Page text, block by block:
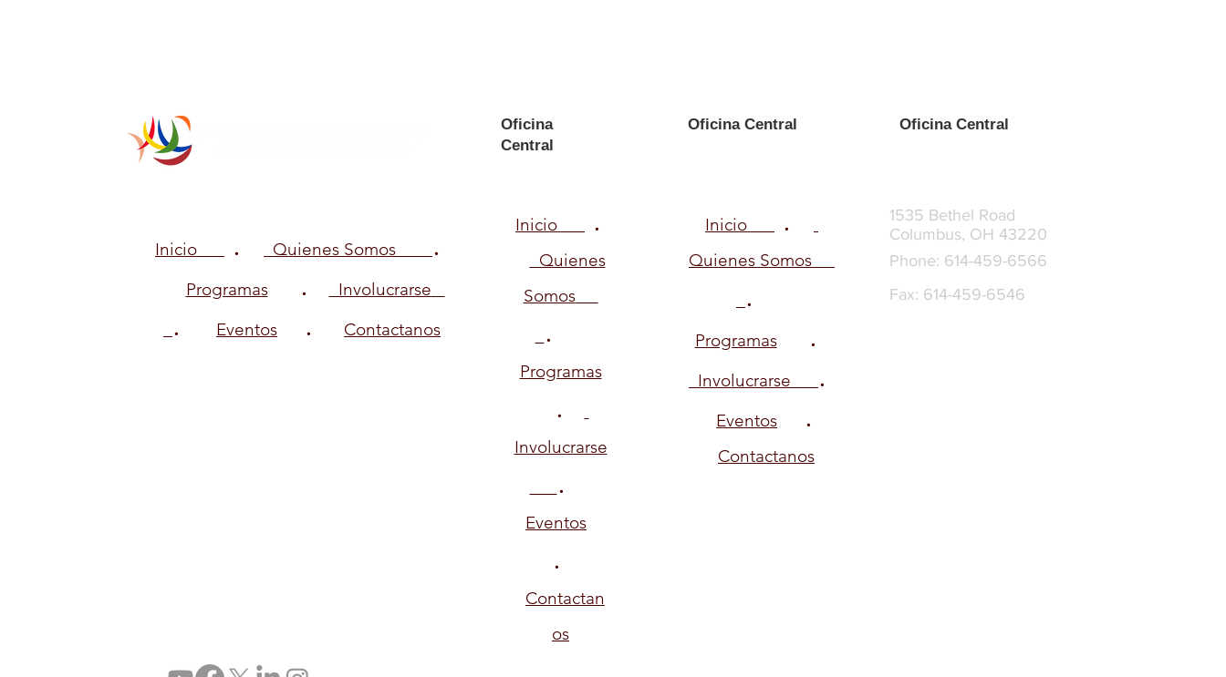
Oficina
Central
Inicio . Quienes Somos .
Programas . Involucrarse
. Eventos . Contactanos
Inicio .
Quienes
Somos
.
Programas
.
Involucrarse
.
Eventos
.
Contactan
os
Oficina Central
Inicio .
Quienes Somos
.
Programas .
Involucrarse .
Eventos .
Contactanos
Oficina Central
1535 Bethel Road
Columbus, OH 43220
Phone: 614-459-6566
Fax: 614-459-6546